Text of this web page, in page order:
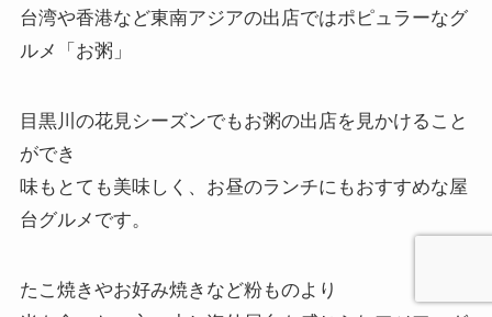
台湾や香港など東南アジアの出店ではポピュラーなグ
ルメ「 お粥 」
目黒川の花見シーズンでもお粥の出店を見かけること
ができ
味もとても美味しく、お昼のランチにもおすすめな屋
台グルメです。
たこ焼きやお好み焼きなど粉ものより